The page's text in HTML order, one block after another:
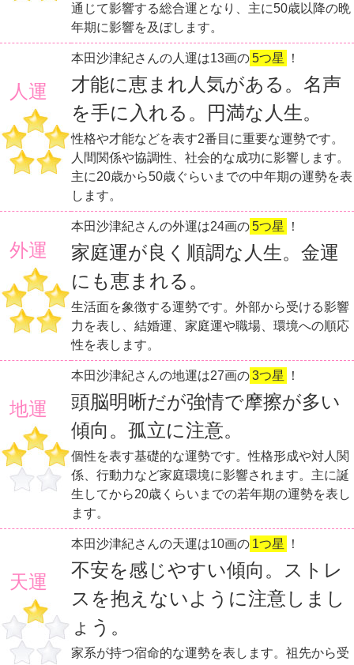
通じて影響する総合運となり、主に50歳以降の晩
年期に影響を及ぼします。
人運
本田沙津紀さんの人運は13画の5つ星 ！
才能に恵まれ人気がある。名声
を手に入れる。円満な人生。
性格や才能などを表す2番目に重要な運勢です。
人間関係や協調性、社会的な成功に影響します。
主に20歳から50歳ぐらいまでの中年期の運勢を表
します。
外運
本田沙津紀さんの外運は24画の5つ星 ！
家庭運が良く順調な人生。金運
にも恵まれる。
生活面を象徴する運勢です。外部から受ける影響
力を表し、結婚運、家庭運や職場、環境への順応
性を表します。
地運
本田沙津紀さんの地運は27画の3つ星 ！
頭脳明晰だが強情で摩擦が多い
傾向。孤立に注意。
個性を表す基礎的な運勢です。性格形成や対人関
係、行動力など家庭環境に影響されます。主に誕
生してから20歳くらいまでの若年期の運勢を表し
ます。
天運
本田沙津紀さんの天運は10画の 1つ星 ！
不安を感じやすい傾向。ストレ
スを抱えないように注意しまし
ょう。
家系が持つ宿命的な運勢を表します。祖先から受